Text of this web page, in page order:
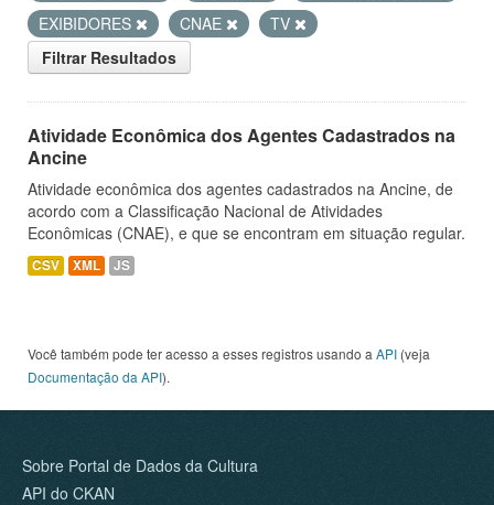
EXIBIDORES
CNAE
TV
Filtrar Resultados
Atividade Econômica dos Agentes Cadastrados na
Ancine
Atividade econômica dos agentes cadastrados na Ancine, de
acordo com a Classificação Nacional de Atividades
Econômicas (CNAE), e que se encontram em situação regular.
CSV XML JS
Você também pode ter acesso a esses registros usando a API (veja
Documentação da API).
Sobre Portal de Dados da Cultura
API do CKAN